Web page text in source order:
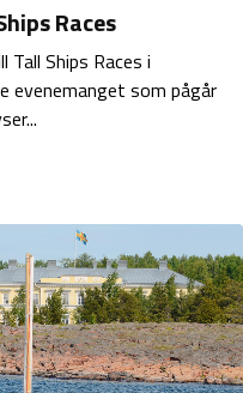
Races
Ships Races i
evenemanget som pågår